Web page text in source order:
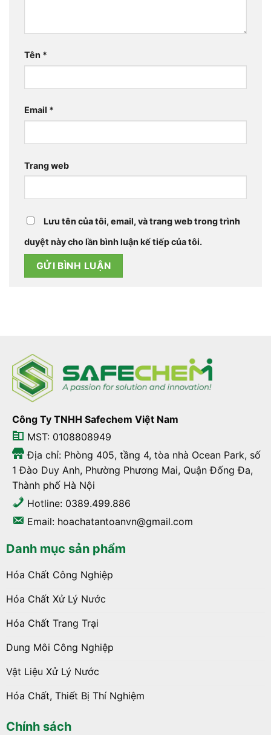
Tên *
Email *
Trang web
Lưu tên của tôi, email, và trang web trong trình
duyệt này cho lần bình luận kế tiếp của tôi.
Công Ty TNHH Safechem Việt Nam
MST: 0108808949
Địa chỉ: Phòng 405, tầng 4, tòa nhà Ocean Park, số
1 Đào Duy Anh, Phường Phương Mai, Quận Đống Đa,
Thành phố Hà Nội
Hotline: 0389.499.886
Email: hoachatantoanvn@gmail.com
Danh mục sản phẩm
Hóa Chất Công Nghiệp
Hóa Chất Xử Lý Nước
Hóa Chất Trang Trại
Dung Môi Công Nghiệp
Vật Liệu Xử Lý Nước
Hóa Chất, Thiết Bị Thí Nghiệm
Chính sách